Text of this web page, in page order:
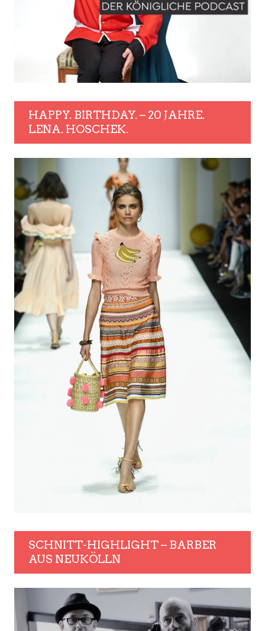
HAPPY. BIRTHDAY. – 20 JAHRE.
LENA. HOSCHEK.
SCHNITT-HIGHLIGHT – BARBER
AUS NEUKÖLLN